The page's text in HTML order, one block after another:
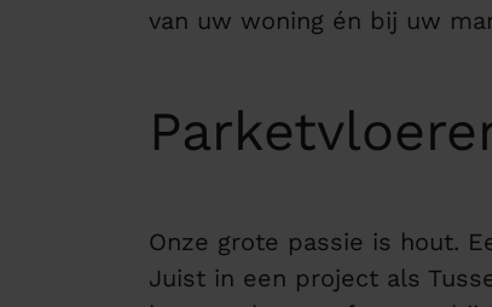
van uw woning én bij uw
Onze grote passie is hout.
Juist in een project als